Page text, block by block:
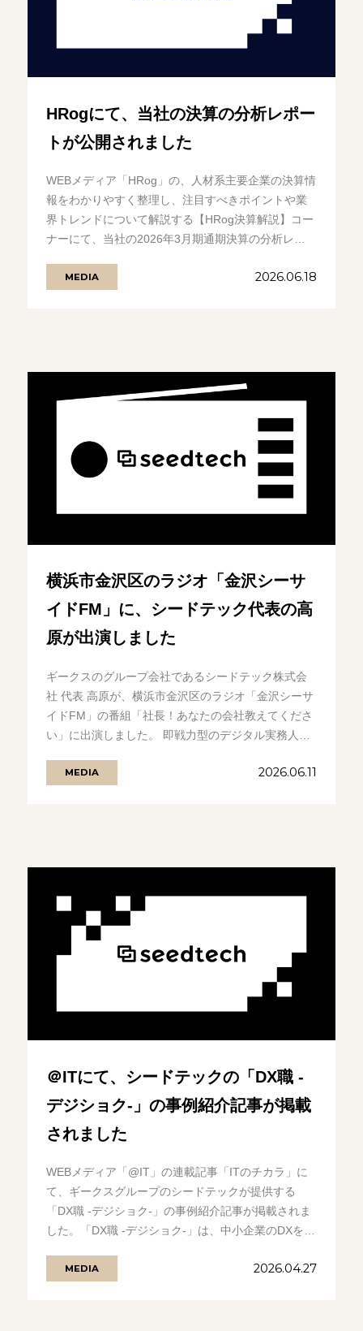
HRogにて、当社の決算の分析レポー
トが公開されました
WEBメディア「HRog」の、人材系主要企業の決算情
報をわかりやすく整理し、注目すべきポイントや業
界トレンドについて解説する【HRog決算解説】コー
ナーにて、当社の2026年3月期通期決算の分析レ
MEDIA 2026.06.18
横浜市金沢区のラジオ「金沢シーサ
イドFM」に、シードテック代表の高
原が出演しました
ギークスのグループ会社であるシードテック株式会
社 代表 高原が、横浜市金沢区のラジオ「金沢シーサ
イドFM」の番組「社長！あなたの会社教えてくださ
い」に出演しました。 即戦力型のデジタル実務人材
MEDIA 2026.06.11
＠ITにて、シードテックの「DX職 -
デジショク-」の事例紹介記事が掲載
されました
WEBメディア「@IT」の連載記事「ITのチカラ」に
て、ギークスグループのシードテックが提供する
「DX職 -デジショク-」の事例紹介記事が掲載されま
した。「DX職 -デジショク-」は、中小企業のDXを
MEDIA 2026.04.27